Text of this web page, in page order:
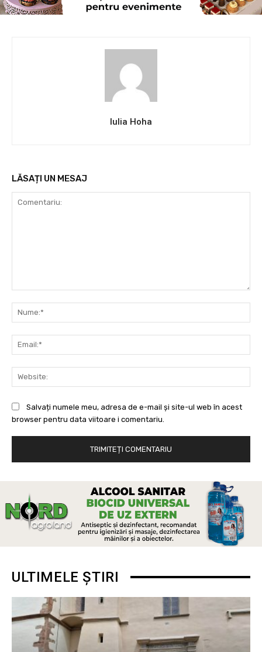
Iulia Hoha
LĂSAȚI UN MESAJ
Salvați numele meu, adresa de e-mail și site-ul web în acest
browser pentru data viitoare i comentariu.
ULTIMELE ȘTIRI